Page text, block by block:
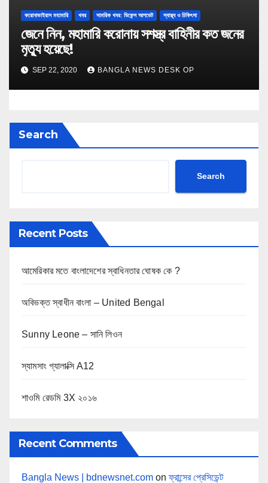
করোনাভাইরাস মহামারি খবর সামরিক খবর: ডিফেন্স আপডেট স্বাস্থ্য ও চিকিৎসা
জেনে নিন, মহামারি করোনায় সশস্ত্র বাহিনীর কত জনের
মৃত্যু হয়েছে!
SEP 22, 2020 BANGLA NEWS DESK OP
Search
Search
Recent Posts
আমেরিকার মতে বাংলাদেশের স্বাধিনতার ঘোষক কে ?
অবিভক্ত স্বাধীন বাংলা – United Bengal
Sunny Leone – সানি লিওন
স্যামসাং গ্যালাক্সি A12
শাওমি রেডমি 3X ২০১৬
Recent Comments
Bangla News | bdnewsnet.com onফ্রান্সের প্রেসিডেন্ট